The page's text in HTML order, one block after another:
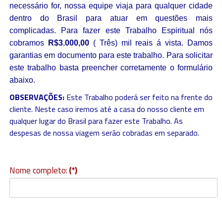
necessário for, nossa equipe viaja para qualquer cidade
dentro do Brasil para atuar em questões mais
complicadas. Para fazer este Trabalho Espiritual nós
cobramos
R$3.000,00( Três) mil reais á vista. Damos
garantias em documento para este trabalho. Para solicitar
este trabalho basta preencher corretamente o formulário
abaixo.
OBSERVAÇÕES: Este Trabalho poderá ser feito na frente do
cliente. Neste caso iremos até a casa do nosso cliente em
qualquer lugar do Brasil para fazer este Trabalho. As
despesas de nossa viagem serão cobradas em separado.
Nome completo:(*)